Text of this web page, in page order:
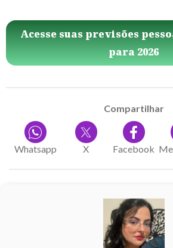
Acesse suas previsões
para 2026
Compartilhar
Whatsapp X Facebook